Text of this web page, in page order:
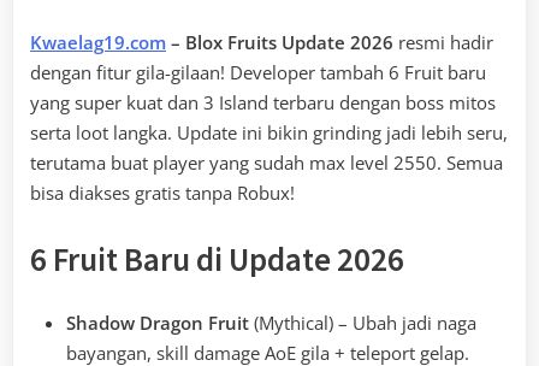
Kwaelag19.com – Blox Fruits Update 2026 resmi hadir
dengan fitur gila-gilaan! Developer tambah 6 Fruit baru
yang super kuat dan 3 Island terbaru dengan boss mitos
serta loot langka. Update ini bikin grinding jadi lebih seru,
terutama buat player yang sudah max level 2550. Semua
bisa diakses gratis tanpa Robux!
6 Fruit Baru di Update 2026
Shadow Dragon Fruit (Mythical) – Ubah jadi naga
bayangan, skill damage AoE gila + teleport gelap.